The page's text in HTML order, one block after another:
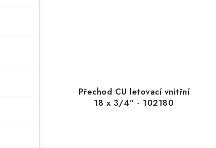
Přechod CU letovací vnitřní
18 x 3/4“ - 102180